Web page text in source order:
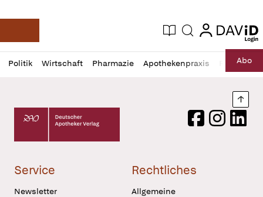
Deutsche Apotheker Zeitung
Aktuelle Ausgabe
Suche login
login
Politik Wirtschaft Pharmazie Apothekenpraxis RechtAbo
Profil
öffnen
Daz
Pur
Deutscher Apotheker Verlag Logo
FacebookInstagram
Service
Newsletter
Rechtliches
Allgemeine